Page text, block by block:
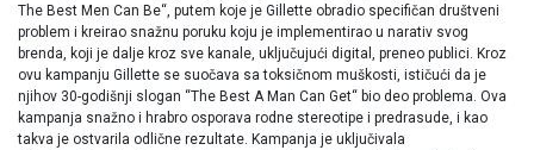
The Best Men Can Be“, putem koje je Gillette obradio specifičan društveni
problem i kreirao snažnu poruku koju je implementirao u narativ svog
brenda, koji je dalje kroz sve kanale, uključujući digital, preneo publici. Kroz
ovu kampanju Gillette se suočava sa toksičnom muškosti, ističući da je
njihov 30-godišnji slogan “The Best A Man Can Get“ bio deo problema. Ova
kampanja snažno i hrabro osporava rodne stereotipe i predrasude, i kao
takva je ostvarila odlične rezultate. Kampanja je uključivala